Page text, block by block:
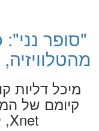
"סופר
מיכל דליות
Xnet, לאשה, 12.7.2017